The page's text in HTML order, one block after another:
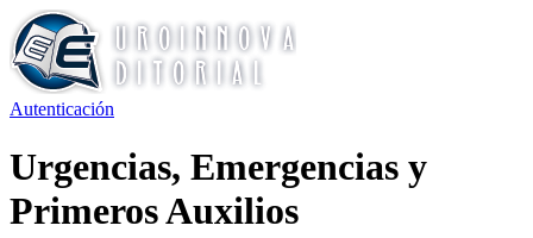
Autenticación
Urgencias, Emergencias y
Primeros Auxilios